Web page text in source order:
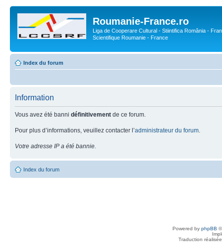
Roumanie-France.ro
Liga de Cooperare Cultural - Stiintifica România -
Scientifique Roumanie - France
Index du forum
Information
Vous avez été banni définitivement de ce forum.
Pour plus d’informations, veuillez contacter l’administrateur du forum
Votre adresse IP a été bannie.
Index du forum
Powered by phpBB
Traduction